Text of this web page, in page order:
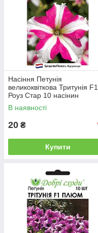
Насіння Петунія
великоквіткова Тритунія F1
Роуз Стар 10 насінин
Syngenta Добрі Сходи
В наявності
20 ₴
Купити